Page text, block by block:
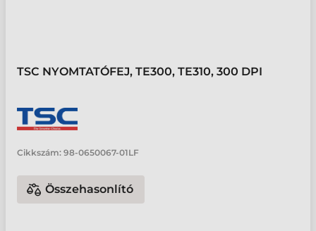
TSC NYOMTATÓFEJ, TE300, TE310, 300 DPI
Cikkszám: 98-0650067-01LF
Összehasonlító